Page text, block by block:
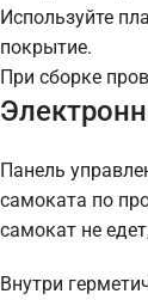
Используйте
покрытие.
При сборке
Панель
самоката по
самокат не
Внутри